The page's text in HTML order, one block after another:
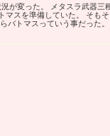
が変った。 メタスラ武器
スを準備していた。 そも
バトマスっていう事だった